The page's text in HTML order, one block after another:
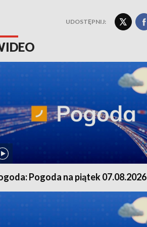
UDOSTĘPNIJ:
Pogoda na piątek 07.08.2026